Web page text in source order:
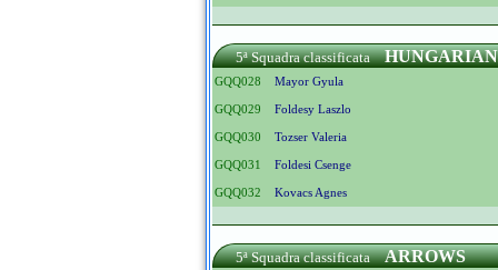
5ª Squadra classificata
GQQ028 Mayor Gyula
GQQ029 Foldesy Laszlo
GQQ030 Tozser Valeria
GQQ031 Foldesi Csenge
GQQ032 Kovacs Agnes
5ª Squadra classificata ARROWS